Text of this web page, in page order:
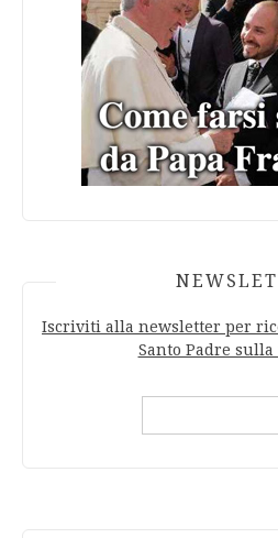
Iscriviti alla newsletter per
Santo Padre